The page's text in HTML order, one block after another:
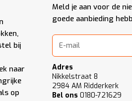
,
bij
naar
op
Meld je aan voor de
goede aanbieding
Adres
Nikkelstraat 8
2984 AM Ridderkerk
Bel ons 0180-721629